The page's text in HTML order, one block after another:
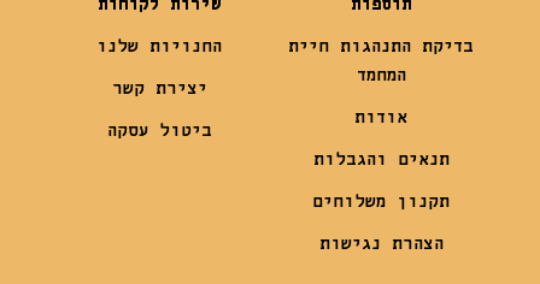
תוספות
בדיקת התנהגות חיית
המחמד
אודות
תנאים והגבלות
תקנון משלוחים
הצהרת נגישות
שירות לקוחות
החנויות שלנו
יצירת קשר
ביטול עסקה